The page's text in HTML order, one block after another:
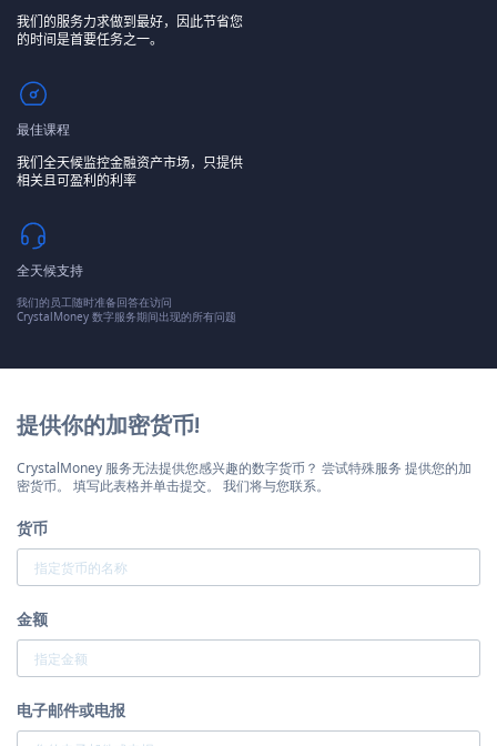
我们的服务力求做到最好，因此节省您
的时间是首要任务之一。
最佳课程
我们全天候监控金融资产市场，只提供
相关且可盈利的利率
全天候支持
我们的员工随时准备回答在访问
CrystalMoney 数字服务期间出现的所有问题
提供你的加密货币!
CrystalMoney 服务无法提供您感兴趣的数字货币？ 尝试特殊服务 提供您的加
密货币。 填写此表格并单击提交。 我们将与您联系。
货币
金额
电子邮件或电报